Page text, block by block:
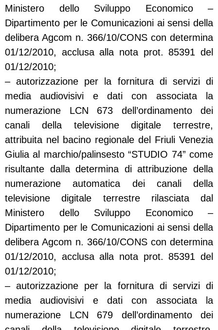
Ministero dello Sviluppo Economico –
Dipartimento per le Comunicazioni ai sensi della
delibera Agcom n. 366/10/CONS con determina
01/12/2010, acclusa alla nota prot. 85391 del
01/12/2010;
– autorizzazione per la fornitura di servizi di
media audiovisivi e dati con associata la
numerazione LCN 673 dell’ordinamento dei
canali della televisione digitale terrestre,
attribuita nel bacino regionale del Friuli Venezia
Giulia al marchio/palinsesto “STUDIO 74” come
risultante dalla determina di attribuzione della
numerazione automatica dei canali della
televisione digitale terrestre rilasciata dal
Ministero dello Sviluppo Economico –
Dipartimento per le Comunicazioni ai sensi della
delibera Agcom n. 366/10/CONS con determina
01/12/2010, acclusa alla nota prot. 85391 del
01/12/2010;
– autorizzazione per la fornitura di servizi di
media audiovisivi e dati con associata la
numerazione LCN 679 dell’ordinamento dei